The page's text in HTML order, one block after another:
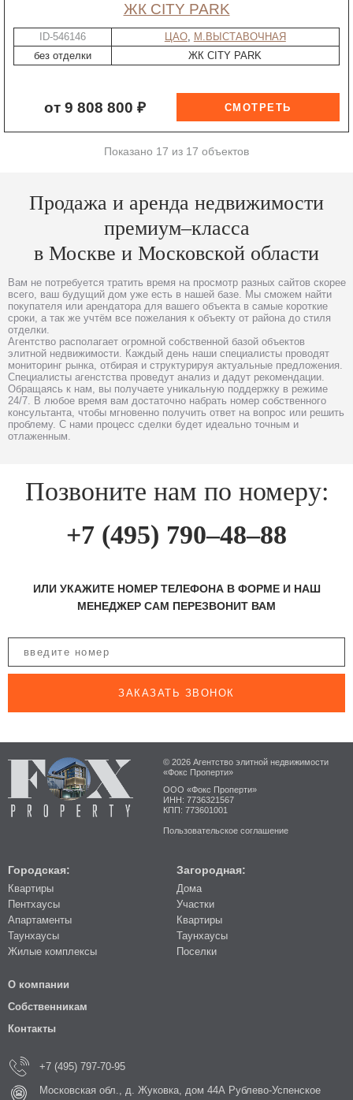
ЖК CITY PARK
ID-546146 ЦАО, М.ВЫСТАВОЧНАЯ
без отделки
ЖК CITY PARK
от 9 808 800 ₽
Показано 17 из 17 объектов
Продажа и аренда недвижимости
премиум–класса
в Москве и Московской области
Вам не потребуется тратить время на просмотр разных сайтов скорее
всего, ваш будущий дом уже есть в нашей базе. Мы сможем найти
покупателя или арендатора для вашего объекта в самые короткие
сроки, а так же учтём все пожелания к объекту от района до стиля
отделки.
Агентство располагает огромной собственной базой объектов
элитной недвижимости. Каждый день наши специалисты проводят
мониторинг рынка, отбирая и структурируя актуальные предложения.
Специалисты агенстства проведут анализ и дадут рекомендации.
Обращаясь к нам, вы получаете уникальную поддержку в режиме
24/7. В любое время вам достаточно набрать номер собственного
консультанта, чтобы мгновенно получить ответ на вопрос или решить
проблему. С нами процесс сделки будет идеально точным и
отлаженным.
Позвоните нам по номеру:
+7 (495) 790–48–88
ИЛИ УКАЖИТЕ НОМЕР ТЕЛЕФОНА В ФОРМЕ И НАШ
МЕНЕДЖЕР САМ ПЕРЕЗВОНИТ ВАМ
ЗАКАЗАТЬ ЗВОНОК
© 2026 Агентство элитной недвижимости
«Фокс Проперти»
ООО «Фокс Проперти»
ИНН: 7736321567
КПП: 773601001
Пользовательское соглашение
Городская:
Квартиры
Пентхаусы
Апартаменты
Таунхаусы
Жилые комплексы
Загородная:
Дома
Участки
Квартиры
Таунхаусы
Поселки
О компании
Собственникам
Контакты
+7 (495) 797-70-95
Московская обл., д. Жуковка, дом 44А Рублево-Успенское